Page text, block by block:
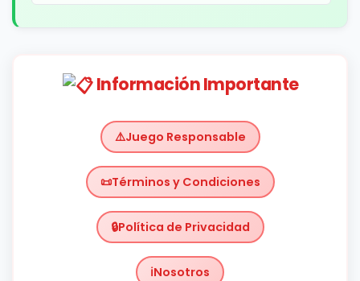
Información Importante
Juego Responsable
Términos y Condiciones
Política de Privacidad
Nosotros